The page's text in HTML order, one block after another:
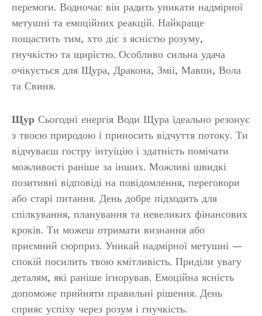
перемоги. Водночас він радить уникати надмірної
метушні та емоційних реакцій. Найкраще
пощастить тим, хто діє з ясністю розуму,
гнучкістю та щирістю. Особливо сильна удача
очікується для Щура, Дракона, Зміі, Мавпи, Вола
та Свиня.
Щур Сьогодні енергія Води Щура ідеально резонує
з твоєю природою і приносить відчуття потоку. Ти
відчуваєш гостру інтуїцію і здатність помічати
можливості раніше за інших. Можливі швидкі
позитивні відповіді на повідомлення, переговори
або старі питання. День добре підходить для
спілкування, планування та невеликих фінансових
кроків. Ти можеш отримати визнання або
приємний сюрприз. Уникай надмірної метушні —
спокій посилить твою кмітливість. Приділи увагу
деталям, які раніше ігнорував. Емоційна ясність
допоможе прийняти правильні рішення. День
сприяє успіху через розум і гнучкість.